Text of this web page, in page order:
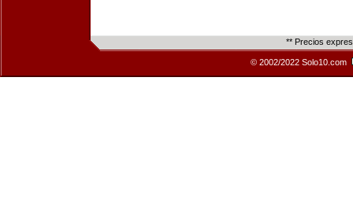
** Precios
© 2002/2022 Solo10.com